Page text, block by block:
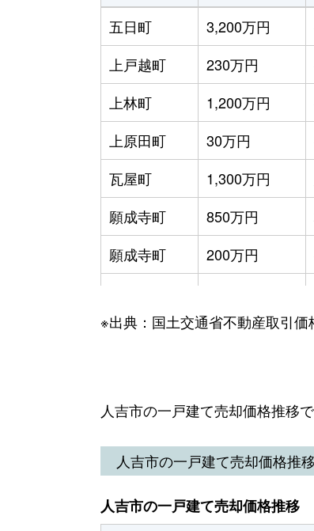
五日町
3,200万円
上戸越町
230万円
上林町
1,200万円
上原田町
30万円
瓦屋町
1,300万円
願成寺町
850万円
願成寺町
200万円
北泉田町
150万円
合ノ原町
800万円
合ノ原町
200万円
下青井町
40万円
下城本町
3,600万円
※出典：国土交通省不動産取引価
人吉市の一戸建て売却価格推移で
人吉市の一戸建て売却価格推移
人吉市の一戸建て売却価格推移